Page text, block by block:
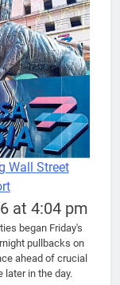
Wall Street
at 4:04 pm
began Friday's
pullbacks on
ahead of crucial
later in the day.